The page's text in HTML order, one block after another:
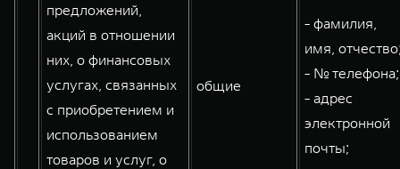
предложений,
акций в отношении
них, о финансовых
услугах, связанных
с приобретением и
использованием
товаров и услуг, о
общие
- фамилия,
имя,
- № телефона;
- адрес
электронной
почты;